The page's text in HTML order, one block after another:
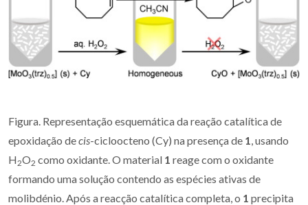
Figura. Representação esquemática da reação catalítica de
epoxidação decis-cicloocteno (Cy) na presença de 1 , usando
H2O2 como oxidante. O material 1 reage com o oxidante
formando uma solução contendo as espécies ativas de
molibdénio. Após a reacção catalítica completa, o 1 precipita